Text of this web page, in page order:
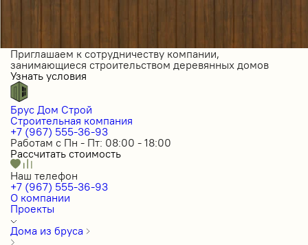
Приглашаем к сотрудничеству компании,
занимающиеся строительством деревянных домов
Узнать условия
Брус Дом Строй
Строительная компания
+7 (967) 555-36-93
Работам с Пн - Пт: 08:00 - 18:00
Рассчитать стоимость
Наш телефон
+7 (967) 555-36-93
О компании
Проекты
Дома из бруса